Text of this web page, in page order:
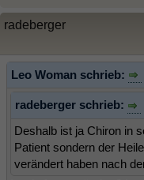
radeberger
Leo Woman schrieb:
radeberger schrieb:
Deshalb ist ja Chiron in
Patient sondern der
verändert haben nach